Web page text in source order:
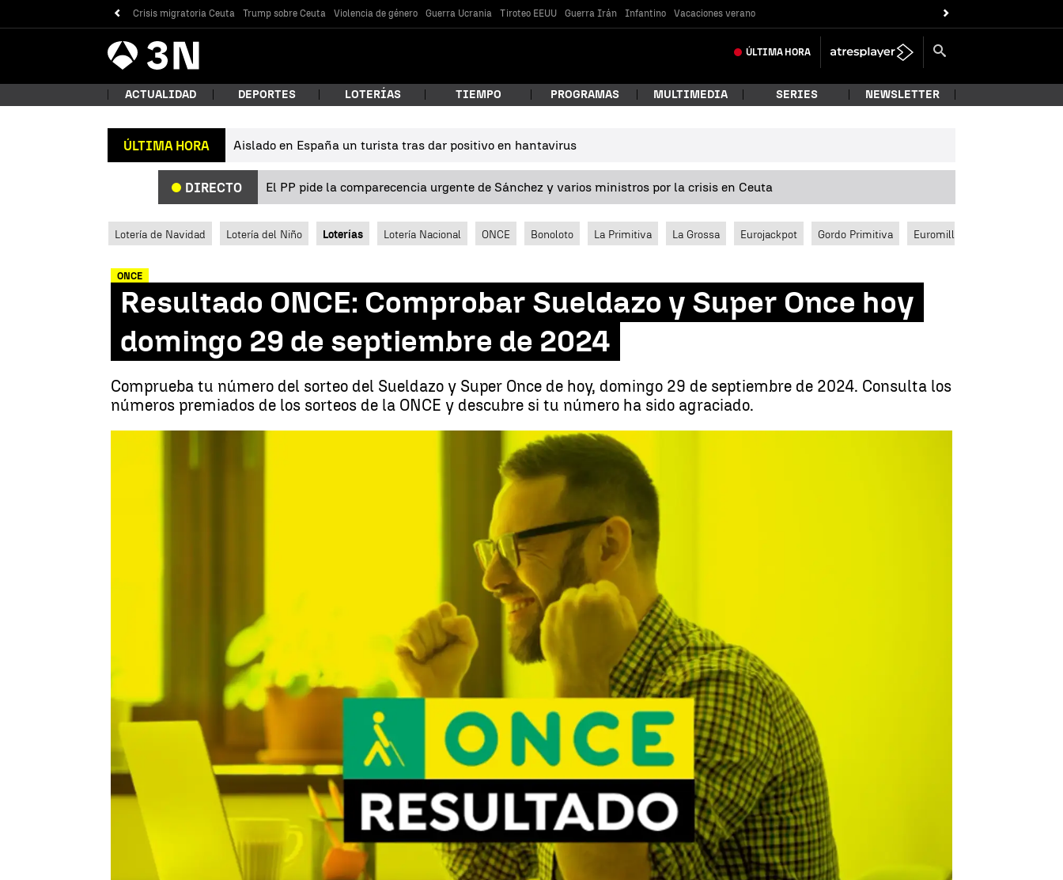
Crisis migratoria Ceuta Trump sobre Ceuta Violencia de género Guerra Ucrania Tiroteo EEUU Guerra Irán Infantino Vacaciones verano
Antena
3 Noticias ÚLTIMA HORA
¿Qué estás buscando?
Buscar
ACTUALIDAD DEPORTES LOTERÍAS TIEMPO PROGRAMAS MULTIMEDIA SERIES NEWSLETTER
ÚLTIMA HORA Aislado en España un turista tras dar positivo en hantavirus
DIRECTO El PP pide la comparecencia urgente de Sánchez y varios ministros por la crisis en Ceuta
Lotería de Navidad Lotería del Niño Loterías Lotería Nacional ONCE Bonoloto La Primitiva La Grossa Eurojackpot Gordo Primitiva Euromillones
ONCE
Resultado ONCE: Comprobar Sueldazo y Super Once hoy
domingo 29 de septiembre de 2024
Comprueba tu número del sorteo del Sueldazo y Super Once de hoy, domingo 29 de septiembre de 2024. Consulta los
números premiados de los sorteos de la ONCE y descubre si tu número ha sido agraciado.